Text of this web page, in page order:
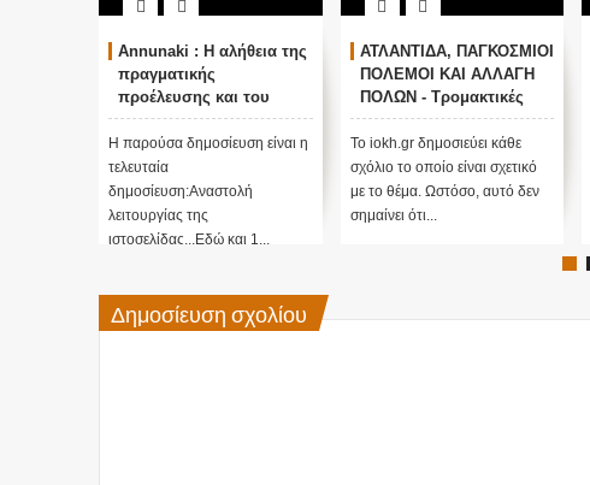
Annunaki : Η αλήθεια της
πραγματικής
προέλευσης και του
σκοπού τους και
αναστολή λειτουργίας
μας ....
Η παρούσα δημοσίευση είναι η
τελευταία
δημοσίευση:Αναστολή
λειτουργίας της
ιστοσελίδας...Εδώ και 1...
ΑΤΛΑΝΤΙΔΑ, ΠΑΓΚΟΣΜΙΟΙ
ΠΟΛΕΜΟΙ ΚΑΙ ΑΛΛΑΓΗ
ΠΟΛΩΝ - Τρομακτικές
προβλέψεις του Edgar
Cayce (Video)
Το iokh.gr δημοσιεύει κάθε
σχόλιο το οποίο είναι σχετικό
με το θέμα. Ωστόσο, αυτό δεν
σημαίνει ότι...
Δημοσίευση σχολίου